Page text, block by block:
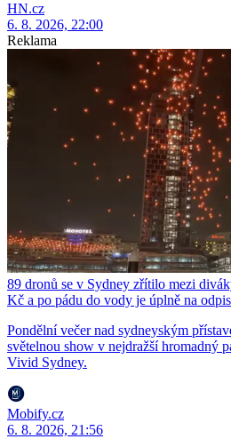
HN.cz
6. 8. 2026, 22:00
Reklama
89 dronů se v Sydney zřítilo mezi
Kč a po pádu do vody je úplně na odpis
Pondělní večer nad sydneyským
světelnou show v nejdražší hromadný
Vivid Sydney.
Mobify.cz
6. 8. 2026, 21:56